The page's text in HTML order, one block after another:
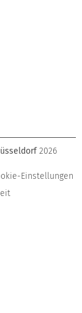
2026
Einstellungen